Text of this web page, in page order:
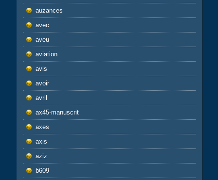
auzances
avec
aveu
aviation
avis
avoir
avril
ax45-manuscrit
axes
axis
aziz
b609